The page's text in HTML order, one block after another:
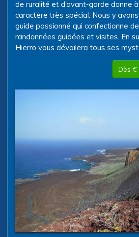
de ruralité et d’avant-garde donne
caractère très spécial. Nous y
guide passionné qui confectionne
randonnées guidées et visites. En
Hierro vous dévoilera tous ses
Dès €